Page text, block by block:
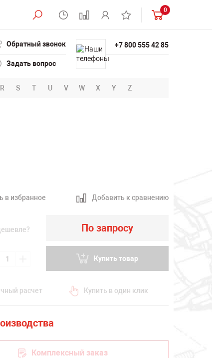
0
Обратный звонок
Задать вопрос
+7 800 555 42 85
R S T U V W X Y Z
в избранное Добавить к сравнению
По запросу
Купить товар
расчет Купить в один клик
Комплексный заказ